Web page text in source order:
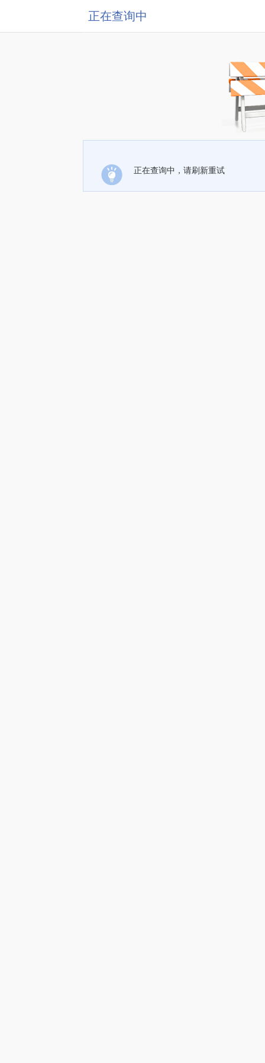
正在查询中
正在查询中，请刷新重试